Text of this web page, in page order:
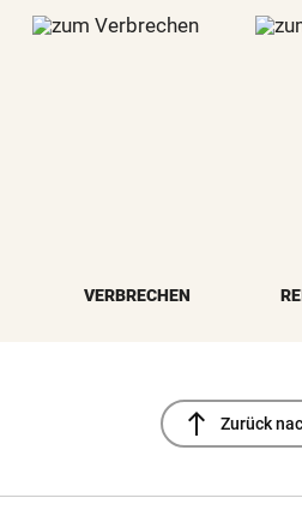
VERBRECHEN
north Zurück